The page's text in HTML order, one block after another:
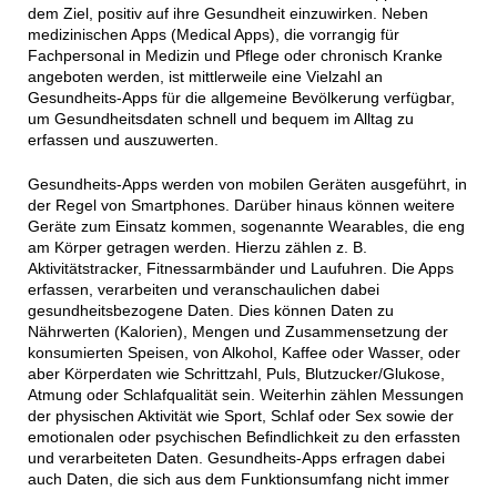
dem Ziel, positiv auf ihre Gesundheit einzuwirken. Neben
medizinischen Apps (Medical Apps), die vorrangig für
Fachpersonal in Medizin und Pflege oder chronisch Kranke
angeboten werden, ist mittlerweile eine Vielzahl an
Gesundheits-Apps für die allgemeine Bevölkerung verfügbar,
um Gesundheitsdaten schnell und bequem im Alltag zu
erfassen und auszuwerten.
Gesundheits-Apps werden von mobilen Geräten ausgeführt, in
der Regel von Smartphones. Darüber hinaus können weitere
Geräte zum Einsatz kommen, sogenannte Wearables, die eng
am Körper getragen werden. Hierzu zählen z. B.
Aktivitätstracker, Fitnessarmbänder und Laufuhren. Die Apps
erfassen, verarbeiten und veranschaulichen dabei
gesundheitsbezogene Daten. Dies können Daten zu
Nährwerten (Kalorien), Mengen und Zusammensetzung der
konsumierten Speisen, von Alkohol, Kaffee oder Wasser, oder
aber Körperdaten wie Schrittzahl, Puls, Blutzucker/Glukose,
Atmung oder Schlafqualität sein. Weiterhin zählen Messungen
der physischen Aktivität wie Sport, Schlaf oder Sex sowie der
emotionalen oder psychischen Befindlichkeit zu den erfassten
und verarbeiteten Daten. Gesundheits-Apps erfragen dabei
auch Daten, die sich aus dem Funktionsumfang nicht immer